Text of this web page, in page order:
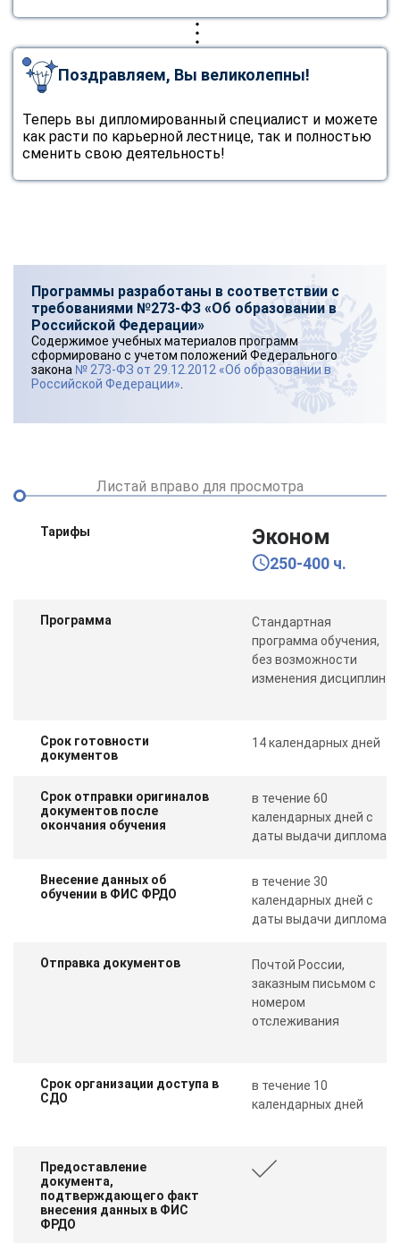
Поздравляем, Вы великолепны!
Теперь вы дипломированный специалист и можете
как расти по карьерной лестнице, так и полностью
сменить свою деятельность!
Программы разработаны в соответствии с
требованиями №273-ФЗ «Об образовании в
Российской Федерации»
Содержимое учебных материалов программ
сформировано с учетом положений Федерального
закона № 273-ФЗ от 29.12.2012 «Об образовании в
Российской Федерации»
Листай вправо для просмотра
Тарифы Эконом
250-400 ч.
Программа
Стандартная
программа обучения,
без возможности
изменения дисциплин
Срок готовности
документов
14 календарных дней
Срок отправки оригиналов
документов после
окончания обучения
в течение 60
календарных дней с
даты выдачи диплома
Внесение данных об
обучении в ФИС ФРДО
в течение 30
календарных дней с
даты выдачи диплома
Отправка документов
Почтой России,
заказным письмом с
номером
отслеживания
Срок организации доступа в
СДО
в течение 10
календарных дней
Предоставление
документа,
подтверждающего факт
внесения данных в ФИС
ФРДО